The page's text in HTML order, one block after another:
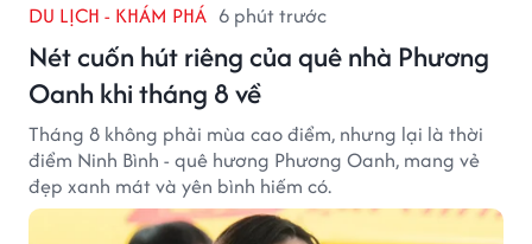
DU LỊCH - KHÁM PHÁ 6 phút trước
Nét cuốn hút riêng của quê nhà Phương
Oanh khi tháng 8 về
Tháng 8 không phải mùa cao điểm, nhưng lại là thời
điểm Ninh Bình - quê hương Phương Oanh, mang vẻ
đẹp xanh mát và yên bình hiếm có.